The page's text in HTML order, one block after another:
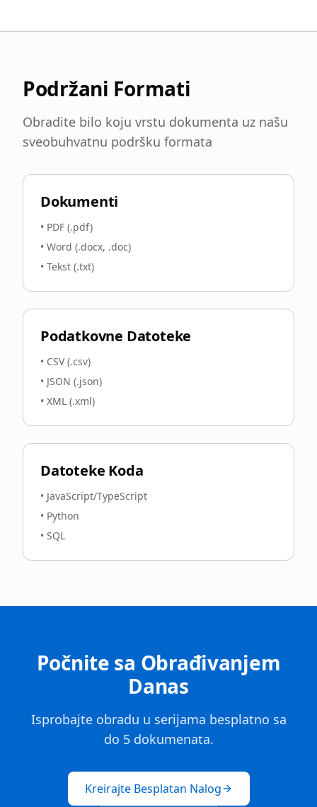
Podržani Formati
Obradite bilo koju vrstu dokumenta uz našu
sveobuhvatnu podršku formata
Dokumenti
• PDF (.pdf)
• Word (.docx, .doc)
• Tekst (.txt)
Podatkovne Datoteke
• CSV (.csv)
• JSON (.json)
• XML (.xml)
Datoteke Koda
• JavaScript/TypeScript
• Python
• SQL
Počnite sa Obrađivanjem
Danas
Isprobajte obradu u serijama besplatno sa
do 5 dokumenata.
Kreirajte Besplatan Nalog